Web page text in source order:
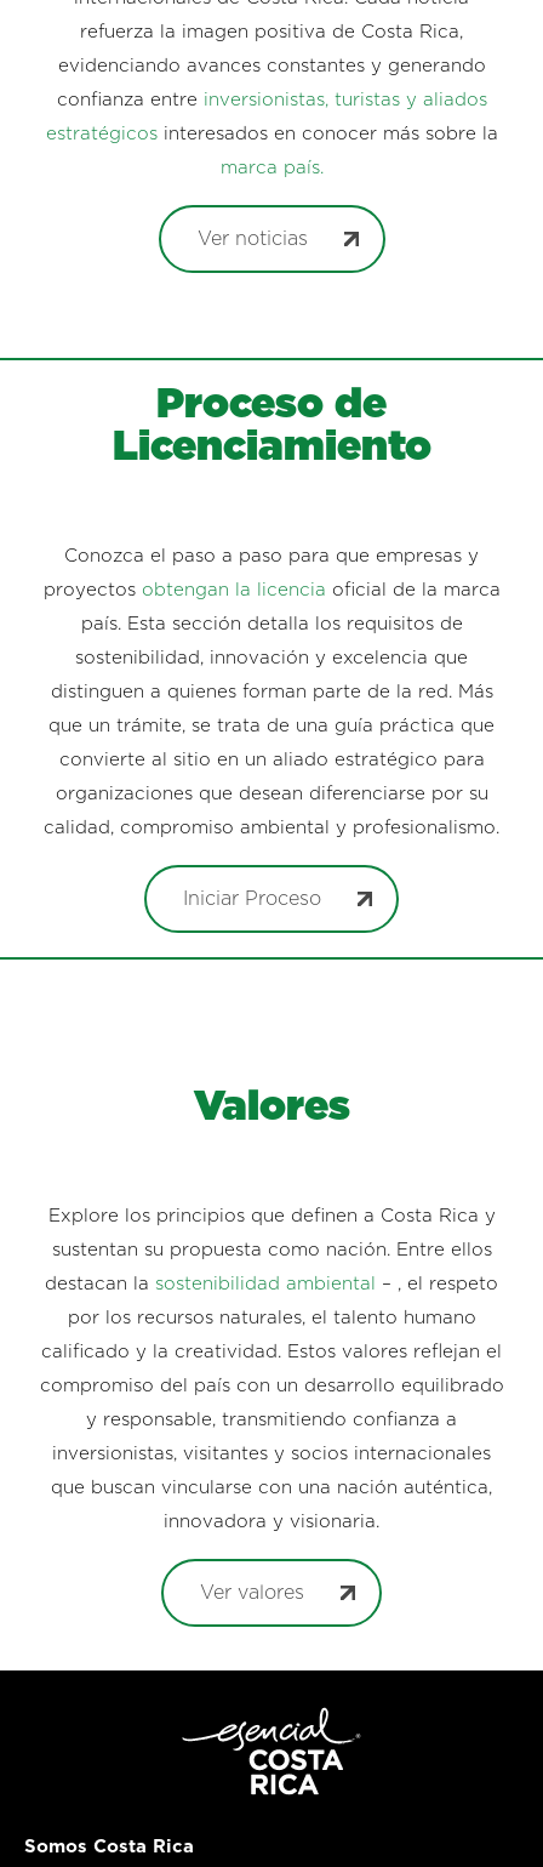
refuerza la imagen positiva de Costa Rica,
evidenciando avances constantes y generando
confianza entre inversionistas, turistas y aliados
estratégicos interesados en conocer más sobre la
marca país.
Ver noticias
Proceso de
Licenciamiento
Conozca el paso a paso para que empresas y
proyectos obtengan la licencia oficial de la marca
país. Esta sección detalla los requisitos de
sostenibilidad, innovación y excelencia que
distinguen a quienes forman parte de la red. Más
que un trámite, se trata de una guía práctica que
convierte al sitio en un aliado estratégico para
organizaciones que desean diferenciarse por su
calidad, compromiso ambiental y profesionalismo.
Iniciar Proceso
Valores
Explore los principios que definen a Costa Rica y
sustentan su propuesta como nación. Entre ellos
destacan la sostenibilidad ambiental
– , el respeto
por los recursos naturales, el talento humano
calificado y la creatividad. Estos valores reflejan el
compromiso del país con un desarrollo equilibrado
y responsable, transmitiendo confianza a
inversionistas, visitantes y socios internacionales
que buscan vincularse con una nación auténtica,
innovadora y visionaria.
Ver valores
Somos Costa Rica